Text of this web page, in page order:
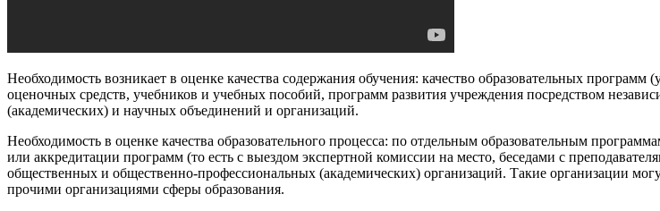
Необходимость возникает в оценке качества содержания обучения: качество образовательных
оценочных средств, учебников и учебных пособий, программ развития учреждения посредством
(академических) и научных объединений и организаций.
Необходимость в оценке качества образовательного процесса: по отдельным образовательным
или аккредитации программ (то есть с выездом экспертной комиссии на место, беседами с
общественных и общественно-­профессиональных (академических) организаций. Такие организации
прочими организациями сферы образования.